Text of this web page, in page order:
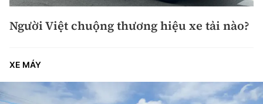
Người Việt chuộng thương hiệu xe tải nào?
XE MÁY